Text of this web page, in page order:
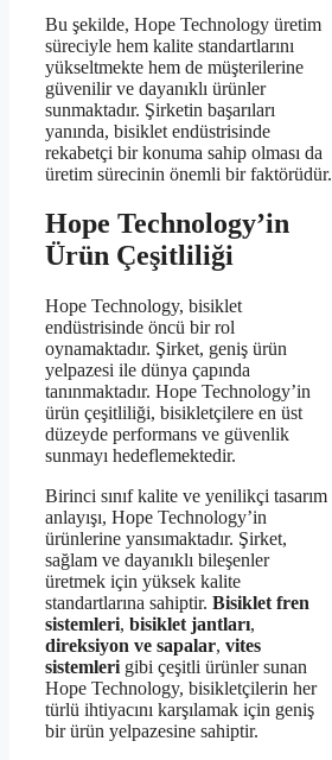
Bu şekilde, Hope Technology üretim
süreciyle hem kalite standartlarını
yükseltmekte hem de müşterilerine
güvenilir ve dayanıklı ürünler
sunmaktadır. Şirketin başarıları
yanında, bisiklet endüstrisinde
rekabetçi bir konuma sahip olması da
üretim sürecinin önemli bir faktörüdür.
Hope Technology’in
Ürün Çeşitliliği
Hope Technology, bisiklet
endüstrisinde öncü bir rol
oynamaktadır. Şirket, geniş ürün
yelpazesi ile dünya çapında
tanınmaktadır. Hope Technology’in
ürün çeşitliliği, bisikletçilere en üst
düzeyde performans ve güvenlik
sunmayı hedeflemektedir.
Birinci sınıf kalite ve yenilikçi tasarım
anlayışı, Hope Technology’in
ürünlerine yansımaktadır. Şirket,
sağlam ve dayanıklı bileşenler
üretmek için yüksek kalite
standartlarına sahiptir. Bisiklet fren
sistemleri, bisiklet jantları,
direksiyon ve sapalar, vites
sistemleri gibi çeşitli ürünler sunan
Hope Technology, bisikletçilerin her
türlü ihtiyacını karşılamak için geniş
bir ürün yelpazesine sahiptir.